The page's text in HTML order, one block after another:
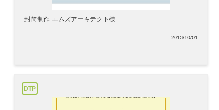
封筒制作 エムズアーキテクト様
2013/10/01
DTP